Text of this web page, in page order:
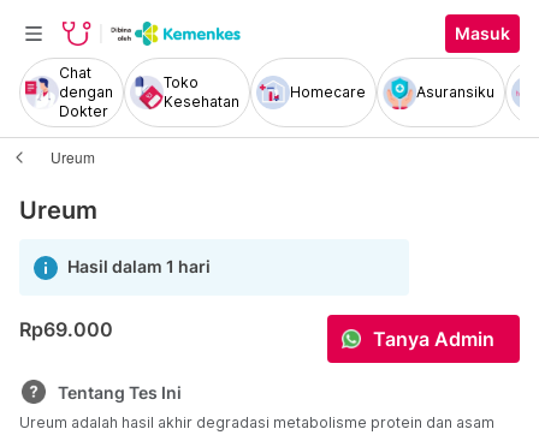
Masuk
Chat
dengan
Dokter
Toko
Kesehatan
Homecare Asuransiku
Ureum
Ureum
Hasil dalam 1 hari
Rp69.000 Tanya Admin
Tentang Tes Ini
Ureum adalah hasil akhir degradasi metabolisme protein dan asam